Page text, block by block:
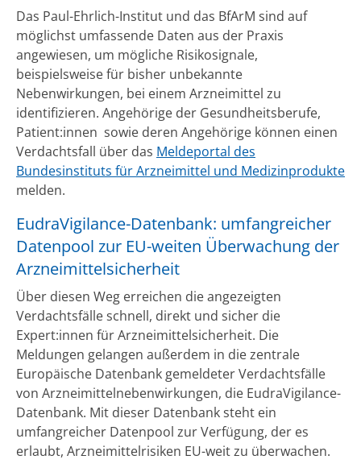
Das Paul-Ehrlich-Institut und das BfArM sind auf
möglichst umfassende Daten aus der Praxis
angewiesen, um mögliche Risikosignale,
beispielsweise für bisher unbekannte
Nebenwirkungen, bei einem Arzneimittel zu
identifizieren. Angehörige der Gesundheitsberufe,
Patient:innen sowie deren Angehörige können einen
Verdachtsfall über das Meldeportal des
Bundesinstituts für Arzneimittel und Medizinprodukte
melden.
EudraVigilance-Datenbank: umfangreicher
Datenpool zur EU-weiten Überwachung der
Arzneimittelsicherheit
Über diesen Weg erreichen die angezeigten
Verdachtsfälle schnell, direkt und sicher die
Expert:innen für Arzneimittelsicherheit. Die
Meldungen gelangen außerdem in die zentrale
Europäische Datenbank gemeldeter Verdachtsfälle
von Arzneimittelnebenwirkungen, die EudraVigilance-
Datenbank. Mit dieser Datenbank steht ein
umfangreicher Datenpool zur Verfügung, der es
erlaubt, Arzneimittelrisiken EU-weit zu überwachen.